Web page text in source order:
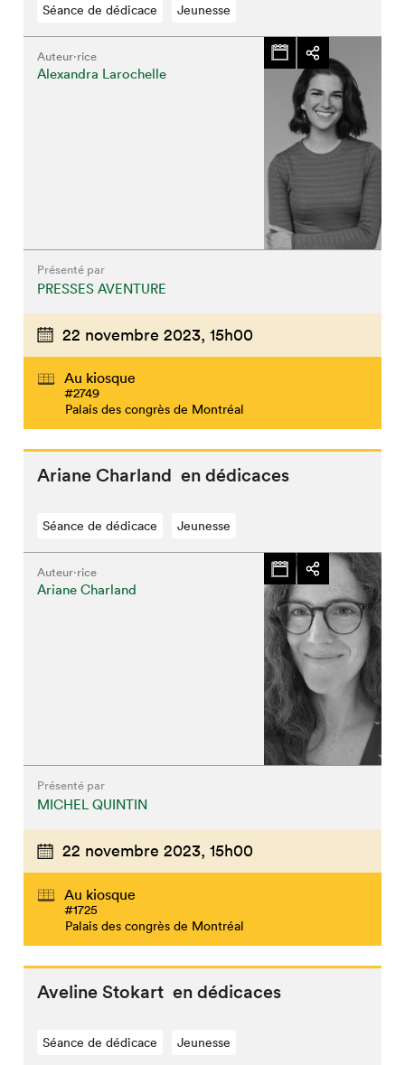
Séance de dédicace Jeunesse
Auteur·rice
Alexandra Larochelle
Présenté par
PRESSES AVENTURE
22 novembre 2023, 15h00
Au kiosque
#2749
Palais des congrès de Montréal
Ariane Charland en dédicaces
Séance de dédicace Jeunesse
Auteur·rice
Ariane Charland
Présenté par
MICHEL QUINTIN
22 novembre 2023, 15h00
Au kiosque
#1725
Palais des congrès de Montréal
Aveline Stokart en dédicaces
Séance de dédicace Jeunesse